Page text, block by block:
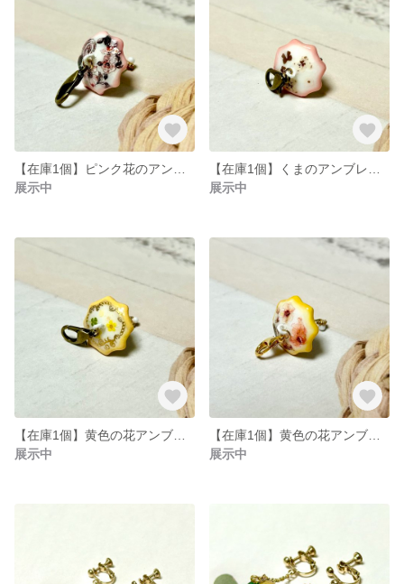
展示中
展示中
展示中
展示中